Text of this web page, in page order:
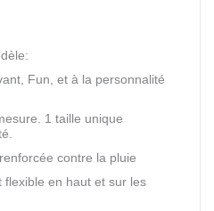
Fun, et à la personnalité
1 taille unique
contre la pluie
en haut et sur les